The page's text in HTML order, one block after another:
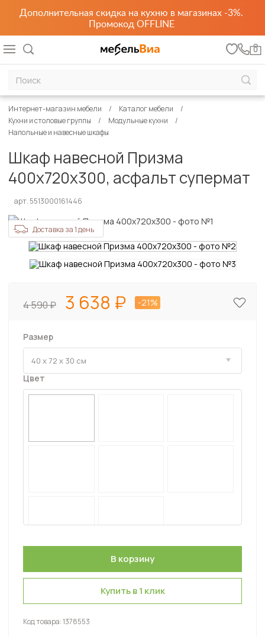
Дополнительная скидка на кухню в магазинах -3%.
Промокод OFFLINE
0
Интернет-магазин мебели
Каталог мебели
Кухни и столовые группы
Модульные кухни
Напольные и навесные шкафы
Шкаф навесной Призма
400х720х300, асфальт супермат
арт. 5513000161446
Доставка за 1 день
4 590 3 638 -21%
Размер
Цвет
Купить в 1 клик
Код товара:1378553